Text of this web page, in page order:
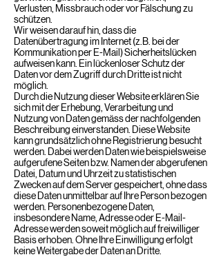
Verlusten, Missbrauch oder vor Fälschung zu
schützen.
Wir weisen darauf hin, dass die
Datenübertragung im Internet (z.B. bei der
Kommunikation per E-Mail) Sicherheitslücken
aufweisen kann. Ein lückenloser Schutz der
Daten vor dem Zugriff durch Dritte ist nicht
möglich.
Durch die Nutzung dieser Website erklären Sie
sich mit der Erhebung, Verarbeitung und
Nutzung von Daten gemäss der nachfolgenden
Beschreibung einverstanden. Diese Website
kann grundsätzlich ohne Registrierung besucht
werden. Dabei werden Daten wie beispielsweise
aufgerufene Seiten bzw. Namen der abgerufenen
Datei, Datum und Uhrzeit zu statistischen
Zwecken auf dem Server gespeichert, ohne dass
diese Daten unmittelbar auf Ihre Person bezogen
werden. Personenbezogene Daten,
insbesondere Name, Adresse oder E-Mail-
Adresse werden soweit möglich auf freiwilliger
Basis erhoben. Ohne Ihre Einwilligung erfolgt
keine Weitergabe der Daten an Dritte.